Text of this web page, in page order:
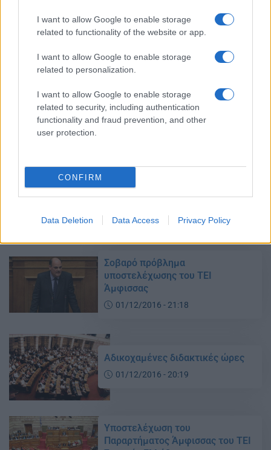
I want to allow Google to enable storage
related to functionality of the website or app.
I want to allow Google to enable storage
related to personalization.
I want to allow Google to enable storage
related to security, including authentication
functionality and fraud prevention, and other
user protection.
CONFIRM
Data Deletion Data Access Privacy Policy
Φορτσάκης: Ανάγκη άμεσης
23/12/2016 - 22:14
Διευκρινήσεις για τις κατ΄
εξαίρεση μετεγγραφές
Αιφνιδιασμός μεταπτυχιακών
φοιτητών του ΕΑΠ
14/12/2016 - 18:48
Σοβαρό πρόβλημα
υποστελέχωσης του ΤΕΙ
Άμφισσας
01/12/2016 - 21:18
Αδικοχαμένες διδακτικές ώρες
01/12/2016 - 20:19
Υποστελέχωση του
Παραρτήματος Άμφισσας του ΤΕΙ